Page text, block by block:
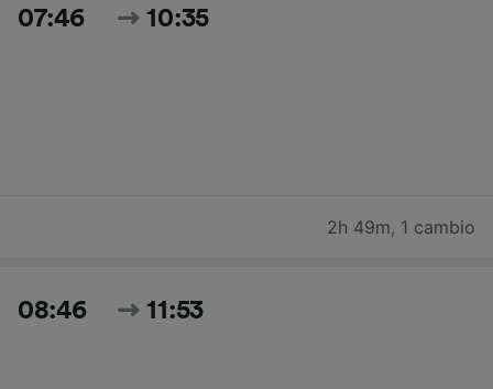
07:46 10:35
2h 49m, 1 cambio
08:46 11:53